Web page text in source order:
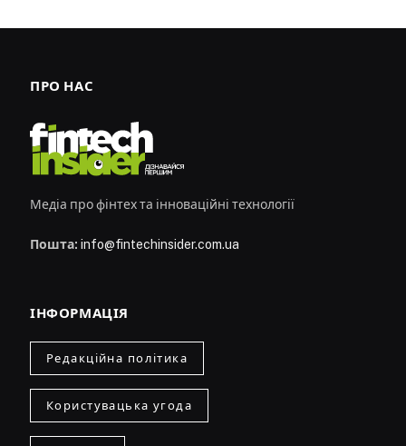
ПРО НАС
Медіа про фінтех та інноваційні технології
Пошта: info@fintechinsider.com.ua
ІНФОРМАЦІЯ
Редакційна політика
Користувацька угода